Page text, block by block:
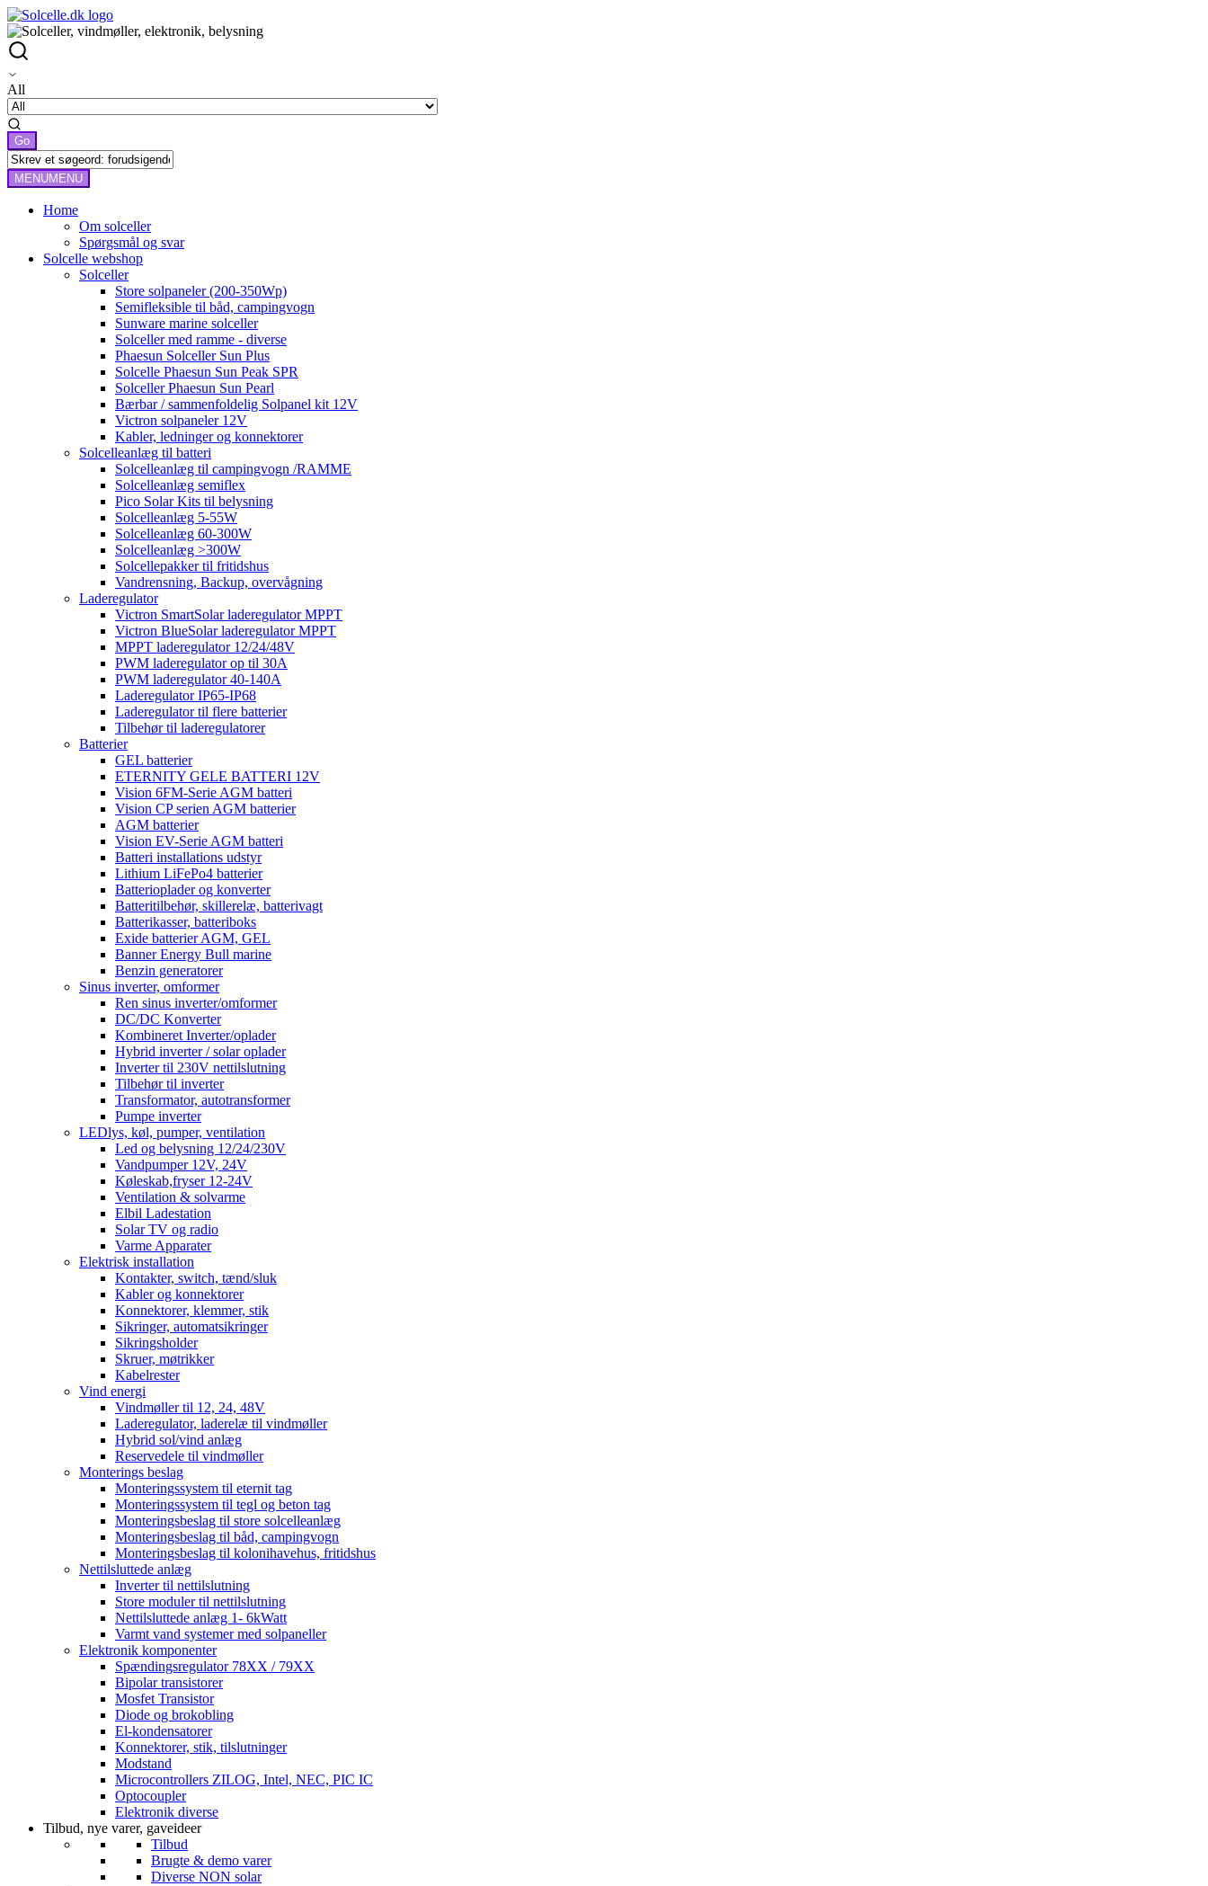
All
MENUMENU
Home
Om solceller
Spørgsmål og svar
Solcelle webshop
Solceller
Store solpaneler (200-350Wp)
Semifleksible til båd, campingvogn
Sunware marine solceller
Solceller med ramme - diverse
Phaesun Solceller Sun Plus
Solcelle Phaesun Sun Peak SPR
Solceller Phaesun Sun Pearl
Bærbar / sammenfoldelig Solpanel kit 12V
Victron solpaneler 12V
Kabler, ledninger og konnektorer
Solcelleanlæg til batteri
Solcelleanlæg til campingvogn /RAMME
Solcelleanlæg semiflex
Pico Solar Kits til belysning
Solcelleanlæg 5-55W
Solcelleanlæg 60-300W
Solcelleanlæg >300W
Solcellepakker til fritidshus
Vandrensning, Backup, overvågning
Laderegulator
Victron SmartSolar laderegulator MPPT
Victron BlueSolar laderegulator MPPT
MPPT laderegulator 12/24/48V
PWM laderegulator op til 30A
PWM laderegulator 40-140A
Laderegulator IP65-IP68
Laderegulator til flere batterier
Tilbehør til laderegulatorer
Batterier
GEL batterier
ETERNITY GELE BATTERI 12V
Vision 6FM-Serie AGM batteri
Vision CP serien AGM batterier
AGM batterier
Vision EV-Serie AGM batteri
Batteri installations udstyr
Lithium LiFePo4 batterier
Batterioplader og konverter
Batteritilbehør, skillerelæ, batterivagt
Batterikasser, batteriboks
Exide batterier AGM, GEL
Banner Energy Bull marine
Benzin generatorer
Sinus inverter, omformer
Ren sinus inverter/omformer
DC/DC Konverter
Kombineret Inverter/oplader
Hybrid inverter / solar oplader
Inverter til 230V nettilslutning
Tilbehør til inverter
Transformator, autotransformer
Pumpe inverter
LEDlys, køl, pumper, ventilation
Led og belysning 12/24/230V
Vandpumper 12V, 24V
Køleskab,fryser 12-24V
Ventilation & solvarme
Elbil Ladestation
Solar TV og radio
Varme Apparater
Elektrisk installation
Kontakter, switch, tænd/sluk
Kabler og konnektorer
Konnektorer, klemmer, stik
Sikringer, automatsikringer
Sikringsholder
Skruer, møtrikker
Kabelrester
Vind energi
Vindmøller til 12, 24, 48V
Laderegulator, laderelæ til vindmøller
Hybrid sol/vind anlæg
Reservedele til vindmøller
Monterings beslag
Monteringssystem til eternit tag
Monteringssystem til tegl og beton tag
Monteringsbeslag til store solcelleanlæg
Monteringsbeslag til båd, campingvogn
Monteringsbeslag til kolonihavehus, fritidshus
Nettilsluttede anlæg
Inverter til nettilslutning
Store moduler til nettilslutning
Nettilsluttede anlæg 1- 6kWatt
Varmt vand systemer med solpaneller
Elektronik komponenter
Spændingsregulator 78XX / 79XX
Bipolar transistorer
Mosfet Transistor
Diode og brokobling
El-kondensatorer
Konnektorer, stik, tilslutninger
Modstand
Microcontrollers ZILOG, Intel, NEC, PIC IC
Optocoupler
Elektronik diverse
Tilbud, nye varer, gaveideer
Tilbud
Brugte & demo varer
Diverse NON solar